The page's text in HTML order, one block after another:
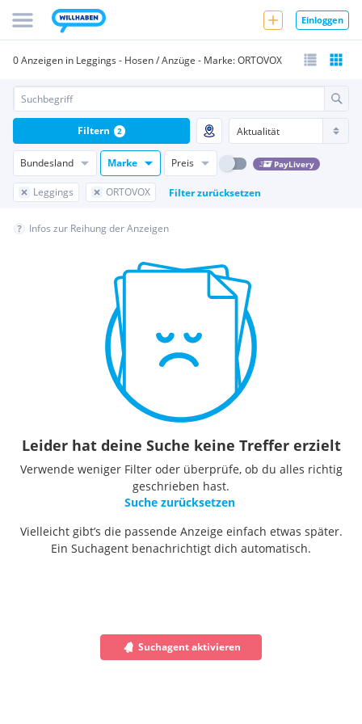
Einloggen
0 Anzeigen in Leggings - Hosen / Anzüge - Marke: ORTOVOX
Bundesland Marke Preis PayLivery
Leggings ORTOVOX Filter zurücksetzen
Filtern 2
Infos zur Reihung der Anzeigen
Leider hat deine Suche keine Treffer erzielt
Verwende weniger Filter oder überprüfe, ob du alles richtig
geschrieben hast.
Suche zurücksetzen
Vielleicht gibt’s die passende Anzeige einfach etwas später.
Ein Suchagent benachrichtigt dich automatisch.
Suchagent aktivieren